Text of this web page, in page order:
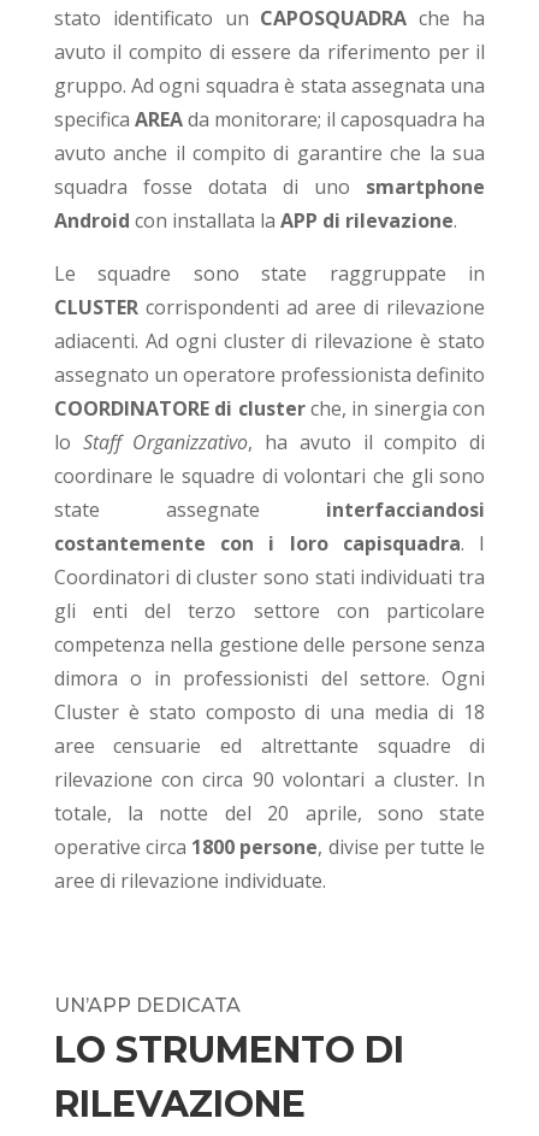
stato identificato un CAPOSQUADRA che ha
avuto il compito di essere da riferimento per il
gruppo. Ad ogni squadra è stata assegnata una
specifica AREAda monitorare; il caposquadra ha
avuto anche il compito di garantire che la sua
squadra fosse dotata di uno smartphone
Android con installata la APP di rilevazione.
Le squadre sono state raggruppate in
CLUSTERcorrispondenti ad aree di rilevazione
adiacenti. Ad ogni cluster di rilevazione è stato
assegnato un operatore professionista definito
COORDINATORE di clusterche, in sinergia con
lo Staff Organizzativo, ha avuto il compito di
coordinare le squadre di volontari che gli sono
state assegnate interfacciandosi
costantemente con i loro capisquadra. I
Coordinatori di cluster sono stati individuati tra
gli enti del terzo settore con particolare
competenza nella gestione delle persone senza
dimora o in professionisti del settore. Ogni
Cluster è stato composto di una media di 18
aree censuarie ed altrettante squadre di
rilevazione con circa 90 volontari a cluster. In
totale, la notte del 20 aprile, sono state
operative circa 1800 persone, divise per tutte le
aree di rilevazione individuate.
UN’APP DEDICATA
LO STRUMENTO DI
RILEVAZIONE